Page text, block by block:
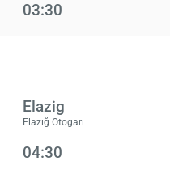
03:30
Elazig
Elazığ Otogarı
04:30